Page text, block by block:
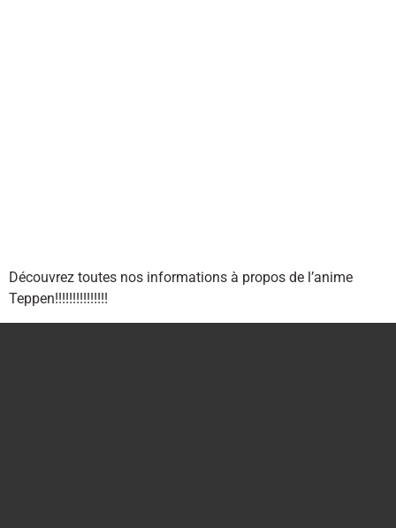
Découvrez toutes nos informations à propos de l’anime
Teppen!!!!!!!!!!!!!!!